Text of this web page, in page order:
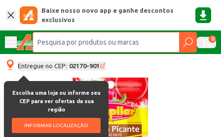
Baixe nosso novo app e ganhe descontos
exclusivos
0
Entregue no CEP: 02170-901
Escolha uma loja ou informe seu
CEP para ver ofertas da sua
região
INFORMAR LOCALIZAÇÃO